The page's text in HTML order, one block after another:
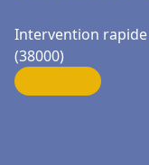
Intervention
(38000)